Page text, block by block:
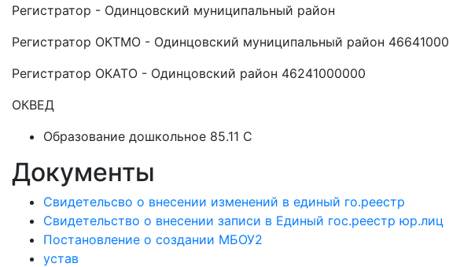
Регистратор - Одинцовский муниципальный район
Регистратор ОКТМО - Одинцовский муниципальный район 46641000
Регистратор ОКАТО - Одинцовский район 46241000000
ОКВЕД
Образование дошкольное 85.11 C
Документы
Свидетельсво о внесении изменений в единый го.реестр
Свидетельство о внесении записи в Единый гос.реестр юр.лиц
Постановление о создании МБОУ2
устав